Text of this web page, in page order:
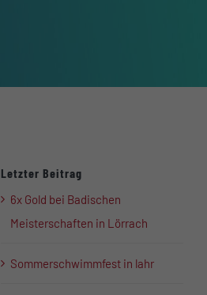
Letzter Beitrag
6x Gold bei Badischen
Meisterschaften in Lörrach
Sommerschwimmfest in lahr